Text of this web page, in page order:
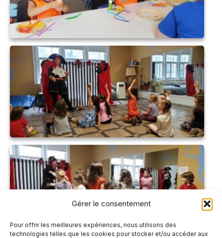
Gérer le consentement
Pour offrir les meilleures expériences, nous utilisons des
technologies telles que les cookies pour stocker et/ou accéder aux